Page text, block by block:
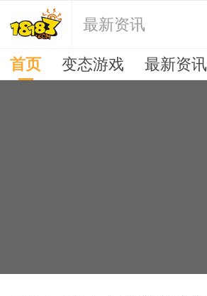
最新资讯
首页 变态游戏 最新资讯